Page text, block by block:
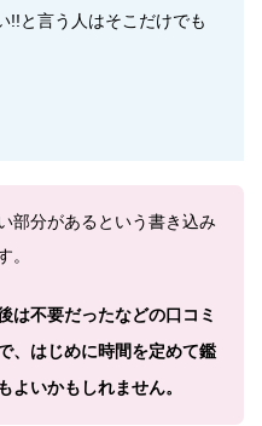
!!と言う人はそこだけでも
部分があるという書き込み
。
は不要だったなどの口コミ
、はじめに時間を定めて鑑
よいかもしれません。